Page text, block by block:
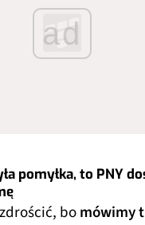
ad
pomyłka, to PNY
bomówimy